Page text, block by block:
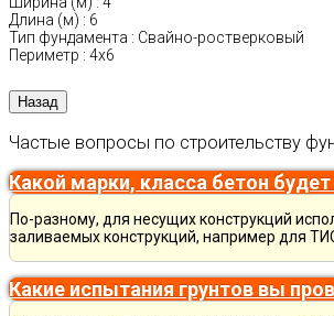
Длина (м) : 6
Тип фундамента : Свайно-ростверковый
Периметр : 4х6
Частые вопросы по строительству
Какой марки, класса бетон
По-разному, для несущих конструкций
заливаемых конструкций, например для
Какие испытания грунтов вы